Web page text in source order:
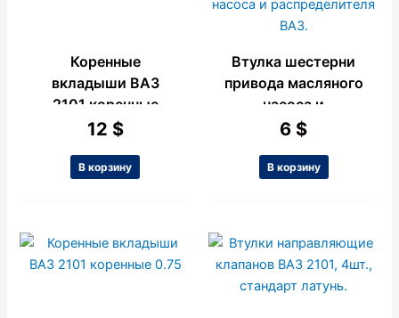
Коренные
вкладыши ВАЗ
2101 коренные
0.00
12 $
В корзину
Втулка шестерни
привода масляного
насоса и
распределителя
6 $
В корзину